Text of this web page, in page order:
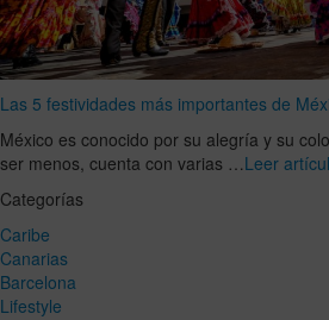
Las 5 festividades más importantes de
México es conocido por su alegría y su
ser menos, cuenta con varias …Leer
Categorías
Caribe
Canarias
Barcelona
Lifestyle